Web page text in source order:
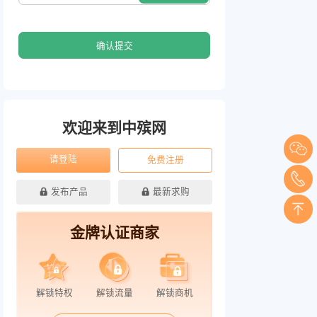
确认提交
欢迎来到中殡网
请登陆 免费注册
发布产品 最新求购
金牌认证商家
解锁特权 解锁流量 解锁商机